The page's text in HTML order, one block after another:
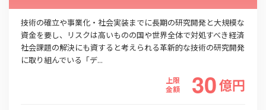
会社名
技術の確立や事業化・社会実装までに長期の研究開発と大規模な
資金を要し、リスクは高いものの国や世界全体で対処すべき経済
社会課題の解決にも資すると考えられる革新的な技術の研究開発
に取り組んでいる「デ...
上限
金額
30億円